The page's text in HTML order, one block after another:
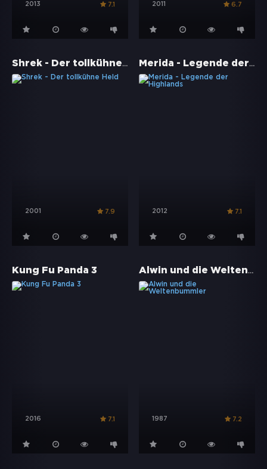
2013 7.1 2011 6.7
Shrek - Der tollkühne Held
2001 7.9
Merida - Legende der Highlands
2012 7.1
Kung Fu Panda 3
2016 7.1
Alwin und die Weltenbummler
1987 7.2